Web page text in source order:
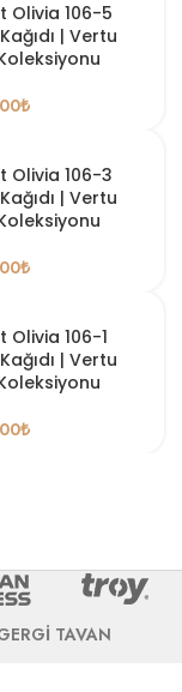
Olivia 106-5
| Vertu
₺
Olivia 106-3
| Vertu
₺
Olivia 106-1
| Vertu
₺
TAVAN